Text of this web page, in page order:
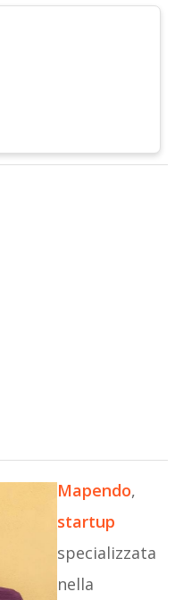
Mapendo,
startup
specializzata
nella